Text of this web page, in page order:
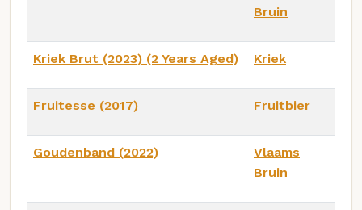
Bruin
Kriek Brut (2023) (2 Years Aged) Kriek
Fruitesse (2017) Fruitbier
Goudenband (2022)
Vlaams
Bruin